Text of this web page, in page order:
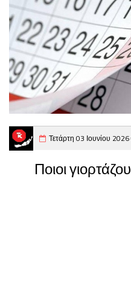
Τετάρτη 03 Ιουνίου
Ποιοι